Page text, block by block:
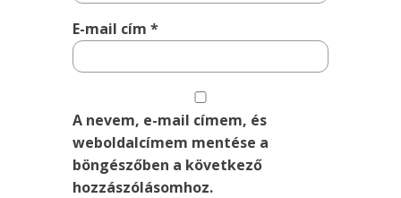
E-mail cím*
A nevem, e-mail címem, és
weboldalcímem mentése a
böngészőben a következő
hozzászólásomhoz.